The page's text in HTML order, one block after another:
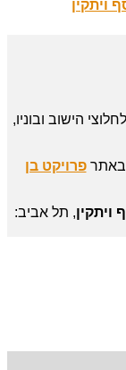
ויתקין
הישוב ובוניו,
באתרפרויקט בן
ויתקין, תל אביב: